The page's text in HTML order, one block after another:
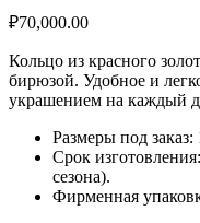
₽70,000.00
Кольцо из красного
бирюзой. Удобное и
украшением на каждый
Размеры под заказ:
Срок
сезона).
Фирменная